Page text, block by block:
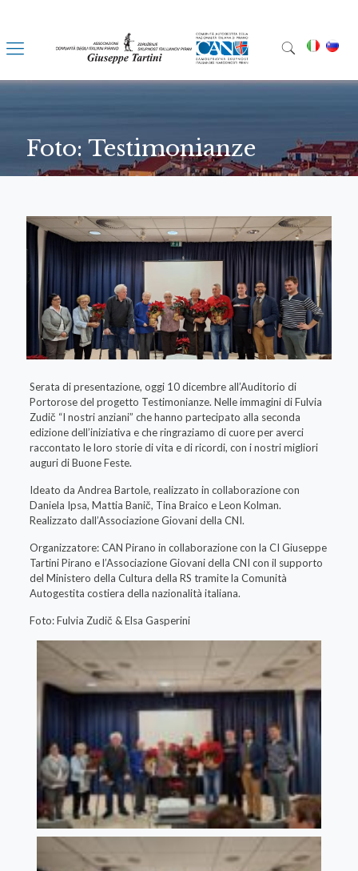
Foto: Testimonianze
Serata di presentazione, oggi 10 dicembre all’Auditorio di
Portorose del progetto Testimonianze. Nelle immagini di Fulvia
Zudič “I nostri anziani” che hanno partecipato alla seconda
edizione dell’iniziativa e che ringraziamo di cuore per averci
raccontato le loro storie di vita e di ricordi, con i nostri migliori
auguri di Buone Feste.
Ideato da Andrea Bartole, realizzato in collaborazione con
Daniela Ipsa, Mattia Banič, Tina Braico e Leon Kolman.
Realizzato dall’Associazione Giovani della CNI.
Organizzatore: CAN Pirano in collaborazione con la CI Giuseppe
Tartini Pirano e l’Associazione Giovani della CNI con il supporto
del Ministero della Cultura della RS tramite la Comunità
Autogestita costiera della nazionalità italiana.
Foto: Fulvia Zudič & Elsa Gasperini